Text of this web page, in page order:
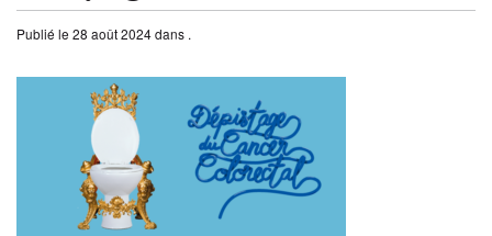
Publié le 28 août 2024 dans .